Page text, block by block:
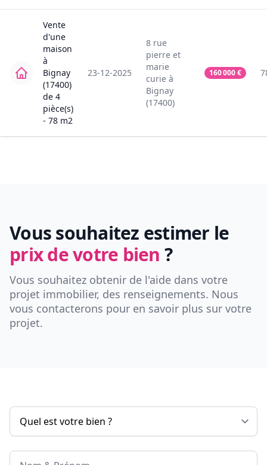
Vente
d'une
maison
à
Bignay
(17400)
de 4
pièce(s)
- 78 m2
23-12-2025
8 rue
pierre et
marie
curie à
Bignay
(17400)
160 000€
Vous souhaitez estimer le
prix de votre bien ?
Vous souhaitez obtenir de l'aide dans votre
projet immobilier, des renseignements. Nous
vous contacterons pour en savoir plus sur votre
projet.
Nom & Prénom